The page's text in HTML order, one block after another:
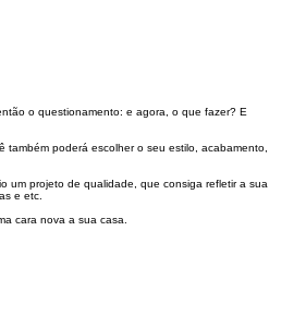
o questionamento: e agora, o que fazer? E
poderá escolher o seu estilo, acabamento,
um projeto de qualidade, que consiga refletir a sua
e etc.
cara nova a sua casa.